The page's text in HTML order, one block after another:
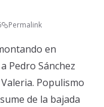
Permalink
en
Pedro Sánchez
Populismo
de la bajada